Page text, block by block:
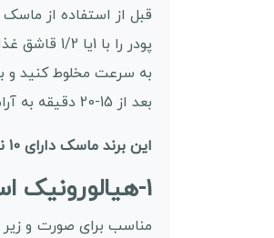
قبل از استفاده از
پودر را با 1یا 1/2 قاشق غذاخوری مخلوط کنید. آب را هم با 1 یا 1/2 فنجان ارائه شده است.
به سرعت مخلوط کنید و
بعد از 15-20 دقیقه به آرامی پوست را جدا کنید. بعد از آن از سرم یا مرطوب کننده استفاده کنید.
این برند ماسک دارای 10 نوع متفاوت می باشد که با توجه به نوع پوست شما مورد استفاده قرار می گیرد:
1-هیالورونیک اسید خالص ماسک هیدروژلی استیمکس:
مناسب برای صورت و